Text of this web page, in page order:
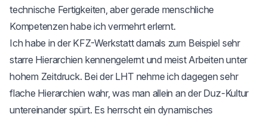
technische Fertigkeiten, aber gerade menschliche
Kompetenzen habe ich vermehrt erlernt.
Ich habe in der KFZ-Werkstatt damals zum Beispiel sehr
starre Hierarchien kennengelernt und meist Arbeiten unter
hohem Zeitdruck. Bei der LHT nehme ich dagegen sehr
flache Hierarchien wahr, was man allein an der Duz-Kultur
untereinander spürt. Es herrscht ein dynamisches